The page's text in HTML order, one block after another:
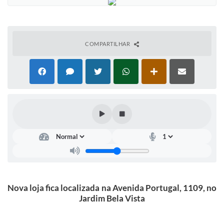
Fale Conosco
FAQ - Perguntas Frequentes
Legislação
Lei de acesso à informação
Mobilidade Urbana Sustentável
COMPARTILHAR
Nova loja fica localizada na Avenida Portugal, 1109, no
Jardim Bela Vista